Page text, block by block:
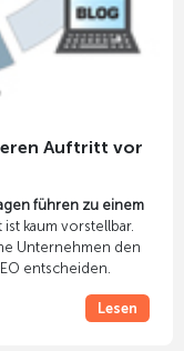
Auftritt vor
führen zu einem
kaum vorstellbar.
Unternehmen den
entscheiden.
Lesen